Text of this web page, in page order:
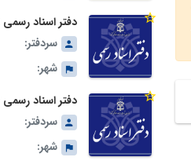
دفتر اسناد رسمی 239 هماشهر
سردفتر:
شهر:
دفتر اسناد رسمی 12 ملارد
سردفتر:
شهر: